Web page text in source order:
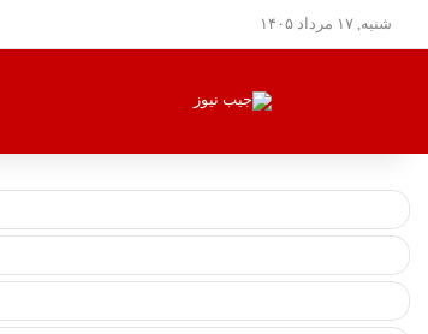
شنبه, ۱۷ مرداد ۱۴۰۵